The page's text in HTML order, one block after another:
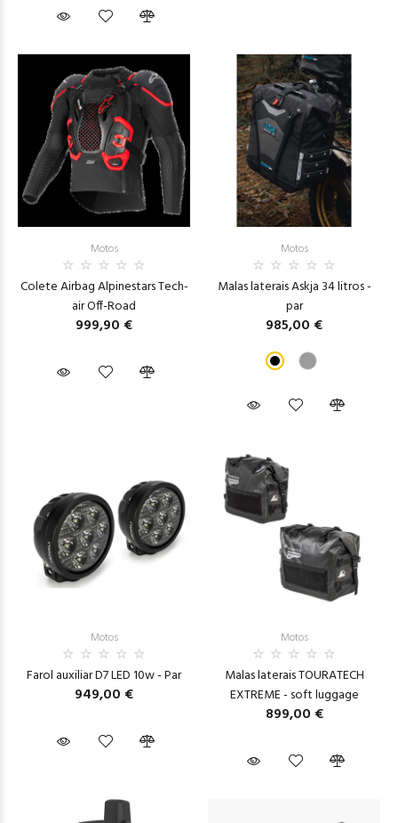
Motos
Colete Airbag Alpinestars Tech-
air Off-Road
999,90 €
Motos
Malas laterais Askja 34 litros -
par
985,00 €
Motos
Farol auxiliar D7 LED 10w - Par
949,00 €
Motos
Malas laterais TOURATECH
EXTREME - soft luggage
899,00 €